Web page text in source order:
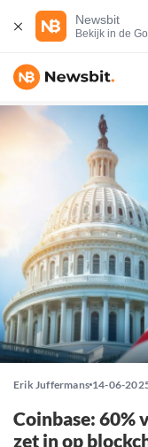
Newsbit
Bekijk in de
Erik Juffermans 14-06-
Coinbase: 60%
zet in op